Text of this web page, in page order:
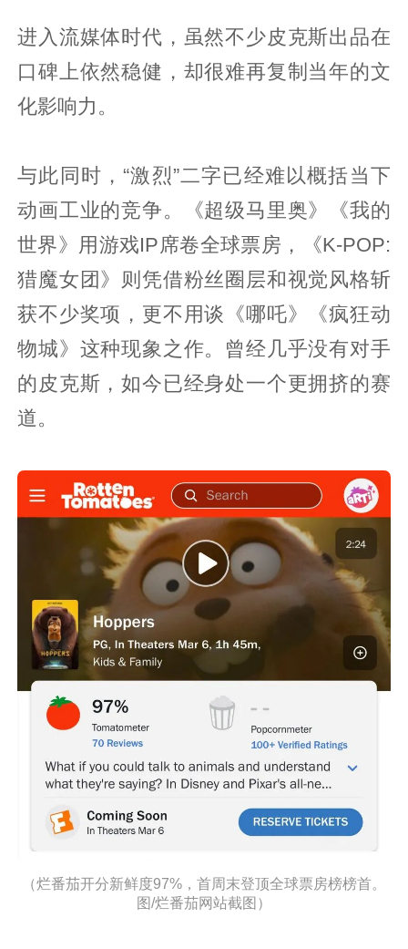
进入流媒体时代，虽然不少皮克斯出品在
口碑上依然稳健，却很难再复制当年的文
化影响力。
与此同时，“激烈”二字已经难以概括当下
动画工业的竞争。《超级马里奥》《我的
世界》用游戏IP席卷全球票房，《K-POP:
猎魔女团》则凭借粉丝圈层和视觉风格斩
获不少奖项，更不用谈《哪吒》《疯狂动
物城》这种现象之作。曾经几乎没有对手
的皮克斯，如今已经身处一个更拥挤的赛
道。
（烂番茄开分新鲜度97%，首周末登顶全球票房榜榜首。
图/烂番茄网站截图）